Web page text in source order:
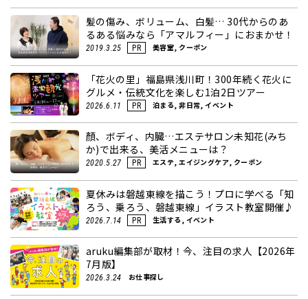
髪の傷み、ボリューム、白髪… 30代からのあ
るある悩みなら「アマルフィー」におまかせ！
2019.3.25 PR 美容室, クーポン
「花火の里」福島県浅川町！300年続く花火に
グルメ・伝統文化を楽しむ1泊2日ツアー
2026.6.11 PR 泊まる, 非日常, イベント
顏、ボディ、内臓…エステサロン未知花(みち
か)で出来る、美活メニューは？
2020.5.27 PR エステ, エイジングケア, クーポン
夏休みは磐越東線を描こう！プロに学べる「知
ろう、乗ろう、磐越東線」イラスト教室開催♪
2026.7.14 PR 生活する, イベント
aruku編集部が取材！今、注目の求人【2026年
7月版】
2026.3.24 お仕事探し